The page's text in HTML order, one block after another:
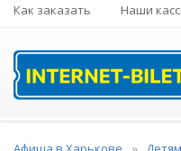
Как заказать Наши